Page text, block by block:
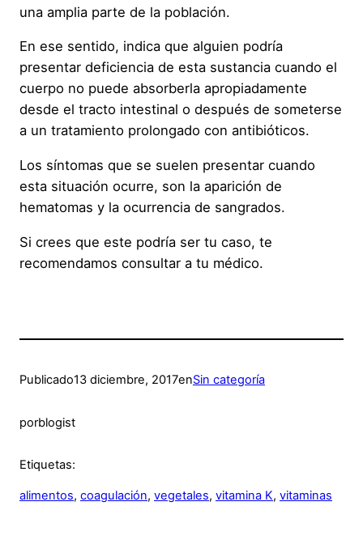
una amplia parte de la población.
En ese sentido, indica que alguien podría
presentar deficiencia de esta sustancia cuando el
cuerpo no puede absorberla apropiadamente
desde el tracto intestinal o después de someterse
a un tratamiento prolongado con antibióticos.
Los síntomas que se suelen presentar cuando
esta situación ocurre, son la aparición de
hematomas y la ocurrencia de sangrados.
Si crees que este podría ser tu caso, te
recomendamos consultar a tu médico.
Publicado13 diciembre, 2017enSin categoría
porblogist
Etiquetas:
alimentos, coagulación, vegetales, vitamina K, vitaminas